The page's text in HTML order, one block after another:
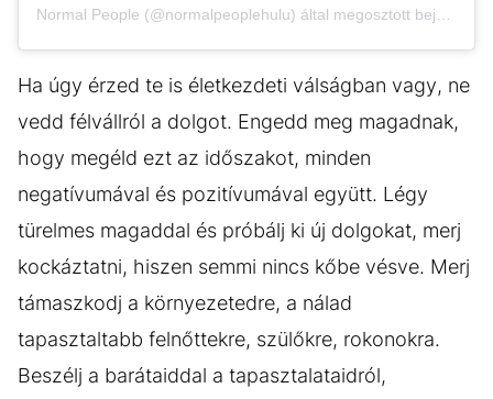
Normal People (@normalpeoplehulu) által megosztott bejegyzés
Ha úgy érzed te is életkezdeti válságban vagy, ne
vedd félvállról a dolgot. Engedd meg magadnak,
hogy megéld ezt az időszakot, minden
negatívumával és pozitívumával együtt. Légy
türelmes magaddal és próbálj ki új dolgokat, merj
kockáztatni, hiszen semmi nincs kőbe vésve. Merj
támaszkodj a környezetedre, a nálad
tapasztaltabb felnőttekre, szülőkre, rokonokra.
Beszélj a barátaiddal a tapasztalataidról,